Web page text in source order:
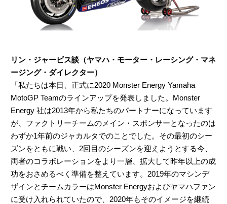
リン・ジャービス談（ヤマハ・モーター・レーシング・マネ
ージング・ダイレクター）
「私たちは本日、正式に2020 Monster Energy Yamaha
MotoGP Teamのラインアップを発表しました。Monster
Energy 社は2013年から私たちのパートナーになっています
が、ファクトリーチームのメイン・スポンサーとなったのは
わずか1年前のジャカルタでのことでした。その最初のシー
ズンをともに戦い、2回目のシーズンを迎えようとする今、
両者のコラボレーションをより一層、拡大して昨年以上の成
功をおさめるべく準備を整えています。2019年のマシンデ
ザインとチームカラーはMonster Energyおよびヤマハファン
に受け入れられていたので、2020年もそのイメージを継続